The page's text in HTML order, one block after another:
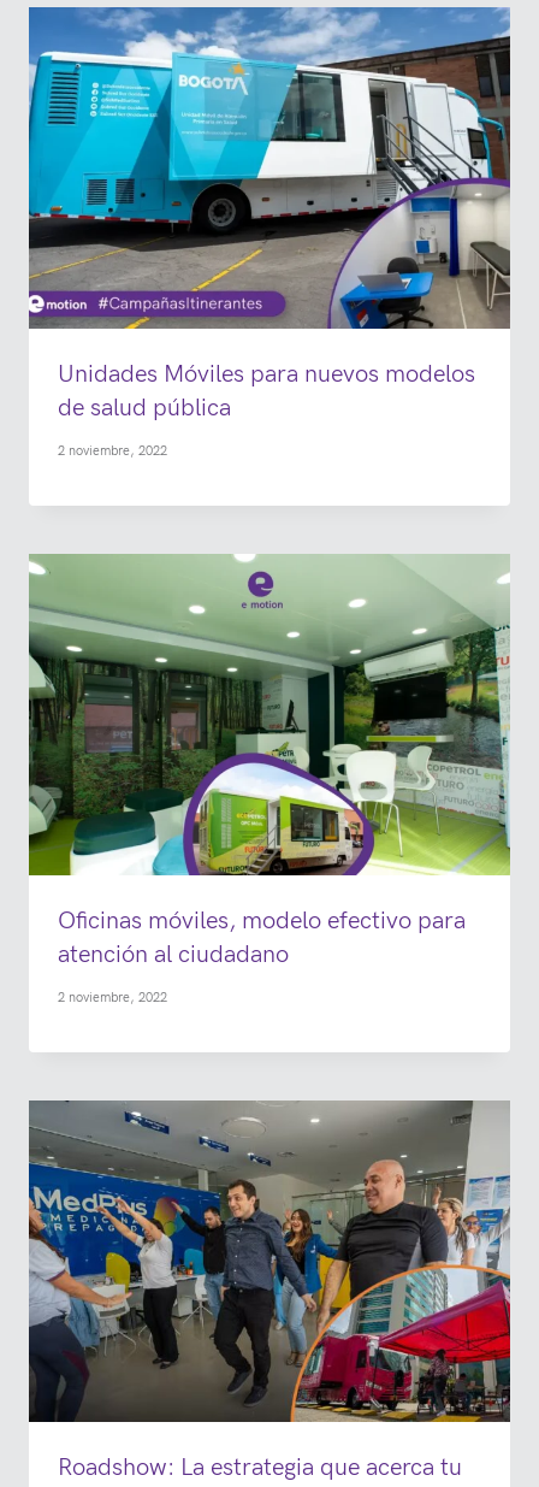
Unidades Móviles para nuevos modelos
de salud pública
2 noviembre, 2022
Oficinas móviles, modelo efectivo para
atención al ciudadano
2 noviembre, 2022
Roadshow: La estrategia que acerca tu